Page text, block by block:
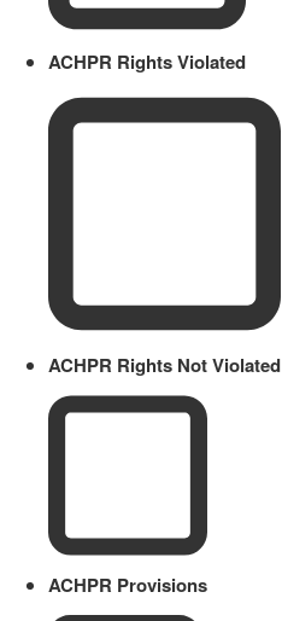
ACHPR Rights Violated
ACHPR Rights Not Violated
ACHPR Provisions